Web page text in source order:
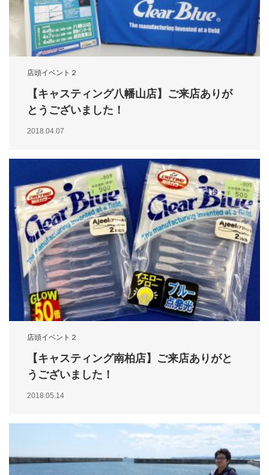
店頭イベント２
【キャスティング八幡山店】ご来店ありが
とうございました！
2018.04.07
店頭イベント２
【キャスティング南柏店】ご来店ありがと
うございました！
2018.05.14